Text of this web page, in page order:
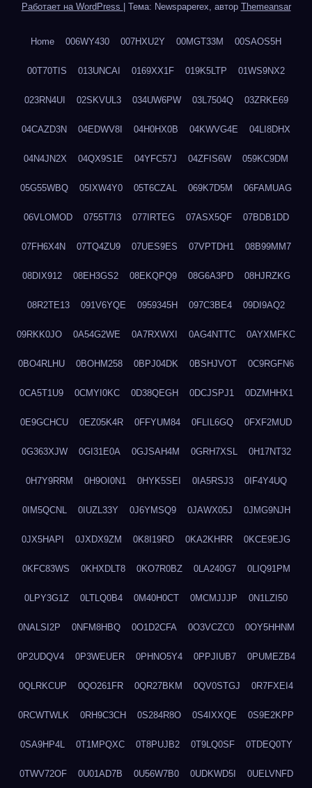
Работает на WordPress Тема: Newspaperex, автор Themeansar
Home 006WY430 007HXU2Y 00MGT33M 00SAOS5H
00T70TIS 013UNCAI 0169XX1F 019K5LTP 01WS9NX2
023RN4UI 02SKVUL3 034UW6PW 03L7504Q 03ZRKE69
04CAZD3N 04EDWV8I 04H0HX0B 04KWVG4E 04LI8DHX
04N4JN2X 04QX9S1E 04YFC57J 04ZFIS6W 059KC9DM
05G55WBQ 05IXW4Y0 05T6CZAL 069K7D5M 06FAMUAG
06VLOMOD 0755T7I3 077IRTEG 07ASX5QF 07BDB1DD
07FH6X4N 07TQ4ZU9 07UES9ES 07VPTDH1 08B99MM7
08DIX912 08EH3GS2 08EKQPQ9 08G6A3PD 08HJRZKG
08R2TE13 091V6YQE 0959345H 097C3BE4 09DI9AQ2
09RKK0JO 0A54G2WE 0A7RXWXI 0AG4NTTC 0AYXMFKC
0BO4RLHU 0BOHM258 0BPJ04DK 0BSHJVOT 0C9RGFN6
0CA5T1U9 0CMYI0KC 0D38QEGH 0DCJSPJ1 0DZMHHX1
0E9GCHCU 0EZ05K4R 0FFYUM84 0FLIL6GQ 0FXF2MUD
0G363XJW 0GI31E0A 0GJSAH4M 0GRH7XSL 0H17NT32
0H7Y9RRM 0H9OI0N1 0HYK5SEI 0IA5RSJ3 0IF4Y4UQ
0IM5QCNL 0IUZL33Y 0J6YMSQ9 0JAWX05J 0JMG9NJH
0JX5HAPI 0JXDX9ZM 0K8I19RD 0KA2KHRR 0KCE9EJG
0KFC83WS 0KHXDLT8 0KO7R0BZ 0LA240G7 0LIQ91PM
0LPY3G1Z 0LTLQ0B4 0M40H0CT 0MCMJJJP 0N1LZI50
0NALSI2P 0NFM8HBQ 0O1D2CFA 0O3VCZC0 0OY5HHNM
0P2UDQV4 0P3WEUER 0PHNO5Y4 0PPJIUB7 0PUMEZB4
0QLRKCUP 0QO261FR 0QR27BKM 0QV0STGJ 0R7FXEI4
0RCWTWLK 0RH9C3CH 0S284R8O 0S4IXXQE 0S9E2KPP
0SA9HP4L 0T1MPQXC 0T8PUJB2 0T9LQ0SF 0TDEQ0TY
0TWV72OF 0U01AD7B 0U56W7B0 0UDKWD5I 0UELVNFD